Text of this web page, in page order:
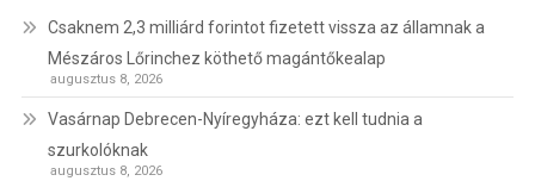
Csaknem 2,3 milliárd forintot fizetett vissza az államnak a
Mészáros Lőrinchez köthető magántőkealap
augusztus 8, 2026
Vasárnap Debrecen-Nyíregyháza: ezt kell tudnia a
szurkolóknak
augusztus 8, 2026